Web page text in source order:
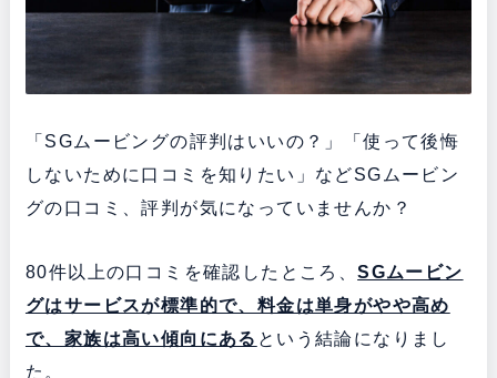
「SGムービングの評判はいいの？」「使って後悔
しないために口コミを知りたい」などSGムービン
グの口コミ、評判が気になっていませんか？
80件以上の口コミを確認したところ、SGムービン
グはサービスが標準的で、料金は単身がやや高め
で、家族は高い傾向にある という結論になりまし
た。